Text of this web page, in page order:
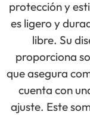
protección y
es ligero y
libre. Su
proporciona
que asegura
cuenta con
ajuste. Este